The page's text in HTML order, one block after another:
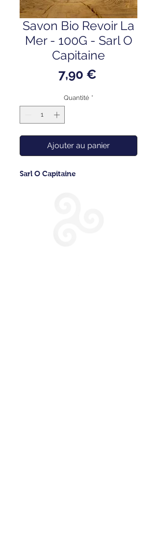
Savon Bio Revoir La
Mer - 100G - Sarl O
Capitaine
7,90 €Prix
Quantité *
Ajouter au panier
Sarl O Capitaine